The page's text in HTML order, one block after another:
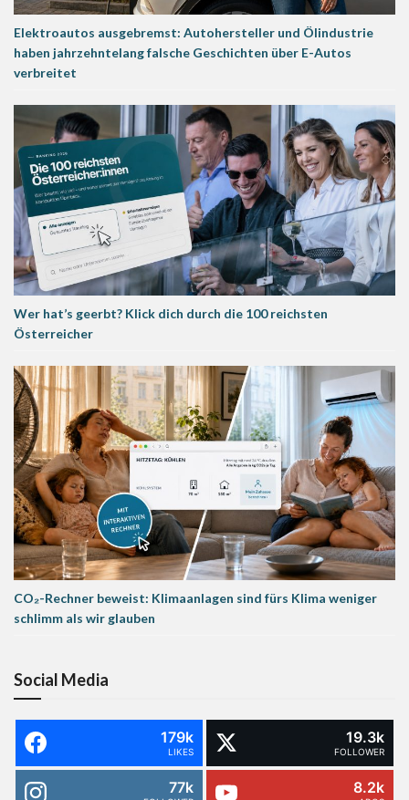
Elektroautos ausgebremst: Autohersteller und Ölindustrie
haben jahrzehntelang falsche Geschichten über E-Autos
verbreitet
Wer hat’s geerbt? Klick dich durch die 100 reichsten
Österreicher
CO₂-Rechner beweist: Klimaanlagen sind fürs Klima weniger
schlimm als wir glauben
Social Media
179k
LIKES
19.3k
FOLLOWER
77k 8.2k